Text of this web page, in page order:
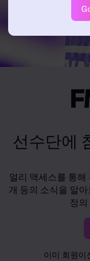
선수단에
얼리 액세스를 통
개 등의 소식을 알
정
이미 회원이